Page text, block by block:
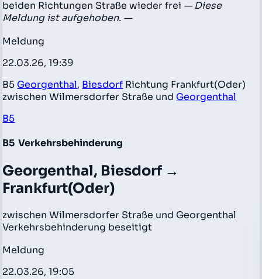
beiden Richtungen Straße wieder frei — Diese
Meldung ist aufgehoben. —
Meldung
22.03.26, 19:39
B5 Georgenthal, Biesdorf Richtung Frankfurt(Oder)
zwischen Wilmersdorfer Straße und Georgenthal
B5
B5 Verkehrsbehinderung
Georgenthal, Biesdorf →
Frankfurt(Oder)
zwischen Wilmersdorfer Straße und Georgenthal
Verkehrsbehinderung beseitigt
Meldung
22.03.26, 19:05